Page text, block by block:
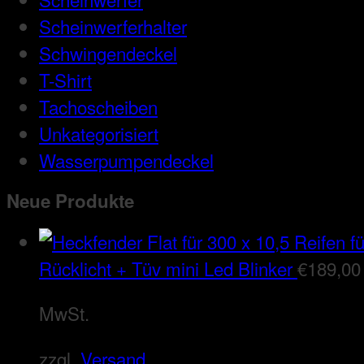
Scheinwerferhalter
Schwingendeckel
T-Shirt
Tachoscheiben
Unkategorisiert
Wasserpumpendeckel
Neue Produkte
Rücklicht + Tüv mini Led Blinker€189,00
MwSt.
zzgl. Versand